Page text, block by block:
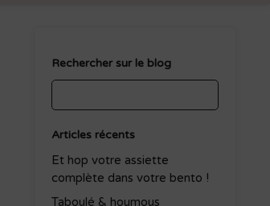
Rechercher sur le blog
Articles récents
Et hop votre assiette
complète dans votre bento !
Taboulé & houmous